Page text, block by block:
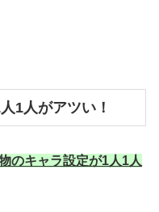
1人がアツい！
のキャラ設定が1人1人